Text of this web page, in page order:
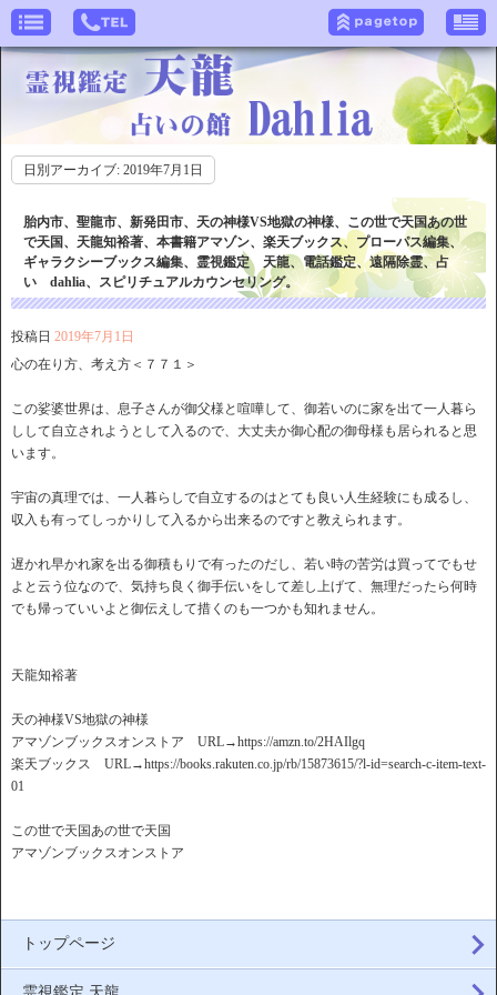
日別アーカイブ: 2019年7月1日
胎内市、聖龍市、新発田市、天の神様VS地獄の神様、この世で天国あの世
で天国、天龍知裕著、本書籍アマゾン、楽天ブックス、プローパス編集、
ギャラクシーブックス編集、霊視鑑定 天龍、電話鑑定、遠隔除霊、占
い dahlia、スピリチュアルカウンセリング。
投稿日 2019年7月1日
心の在り方、考え方＜７７１＞
この娑婆世界は、息子さんが御父様と喧嘩して、御若いのに家を出て一人暮ら
しして自立されようとして入るので、大丈夫か御心配の御母様も居られると思
います。
宇宙の真理では、一人暮らしで自立するのはとても良い人生経験にも成るし、
収入も有ってしっかりして入るから出来るのですと教えられます。
遅かれ早かれ家を出る御積もりで有ったのだし、若い時の苦労は買ってでもせ
よと云う位なので、気持ち良く御手伝いをして差し上げて、無理だったら何時
でも帰っていいよと御伝えして措くのも一つかも知れません。
天龍知裕著
天の神様VS地獄の神様
アマゾンブックスオンストア URL→https://amzn.to/2HAIlgq
楽天ブックス URL→https://books.rakuten.co.jp/rb/15873615/?l-id=search-c-item-text-
01
この世で天国あの世で天国
アマゾンブックスオンストア
トップページ